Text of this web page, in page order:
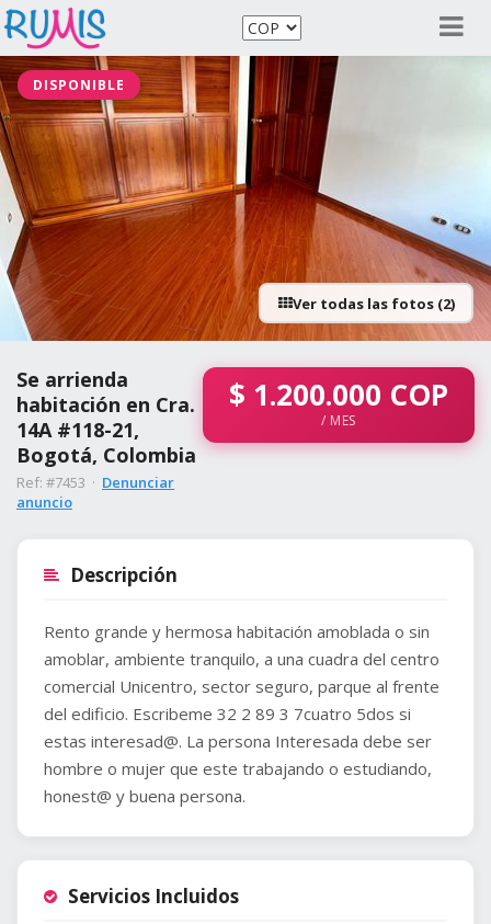
DISPONIBLE
Ver todas las fotos (2)
Se arrienda
habitación en Cra.
14A #118-21,
Bogotá, Colombia
Ref: #7453 · Denunciar
anuncio
$ 1.200.000 COP
/ MES
Descripción
Rento grande y hermosa habitación amoblada o sin
amoblar, ambiente tranquilo, a una cuadra del centro
comercial Unicentro, sector seguro, parque al frente
del edificio. Escribeme 32 2 89 3 7cuatro 5dos si
estas interesad@. La persona Interesada debe ser
hombre o mujer que este trabajando o estudiando,
honest@ y buena persona.
Servicios Incluidos